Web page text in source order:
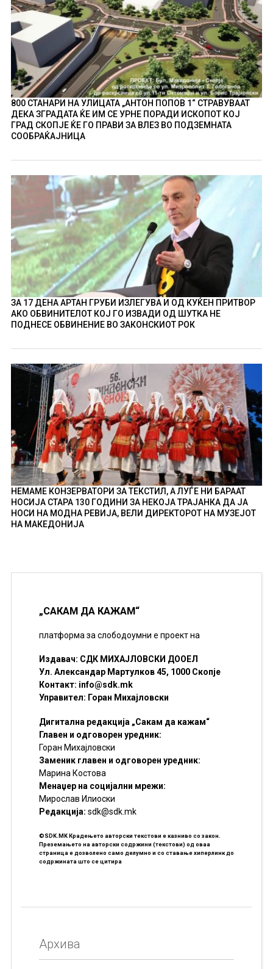
800 СТАНАРИ НА УЛИЦАТА „АНТОН ПОПОВ 1“ СТРАВУВААТ
ДЕКА ЗГРАДАТА ЌЕ ИМ СЕ УРНЕ ПОРАДИ ИСКОПОТ КОЈ
ГРАД СКОПЈЕ ЌЕ ГО ПРАВИ ЗА ВЛЕЗ ВО ПОДЗЕМНАТА
СООБРАЌАЈНИЦА
ЗА 17 ДЕНА АРТАН ГРУБИ ИЗЛЕГУВА И ОД КУЌЕН ПРИТВОР
АКО ОБВИНИТЕЛОТ КОЈ ГО ИЗВАДИ ОД ШУТКА НЕ
ПОДНЕСЕ ОБВИНЕНИЕ ВО ЗАКОНСКИОТ РОК
НЕМАМЕ КОНЗЕРВАТОРИ ЗА ТЕКСТИЛ, А ЛУЃЕ НИ БАРААТ
НОСИЈА СТАРА 130 ГОДИНИ ЗА НЕКОЈА ТРАЈАНКА ДА ЈА
НОСИ НА МОДНА РЕВИЈА, ВЕЛИ ДИРЕКТОРОТ НА МУЗЕЈОТ
НА МАКЕДОНИЈА
„САКАМ ДА КАЖАМ“
платформа за слободоумни е проект на
Издавач: СДК МИХАЈЛОВСКИ ДООЕЛ
Ул. Александар Мартулков 45, 1000 Скопје
Контакт: info@sdk.mk
Управител: Горан Михајловски
Дигитална редакција „Сакам да кажам“
Главен и одговорен уредник:
Горан Михајловски
Заменик главен и одговорен уредник:
Марина Костова
Менаџер на социјални мрежи:
Мирослав Илиоски
Редакцијa: sdk@sdk.mk
©SDK.MK Крадењето авторски текстови е казниво со закон.
Преземањето на авторски содржини (текстови) од оваа
страница е дозволено само делумно и со ставање хиперлинк до
содржината што се цитира
Архива